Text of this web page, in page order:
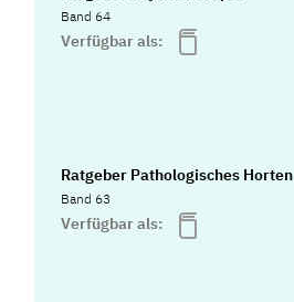
Band 64
Verfügbar als:
Ratgeber Pathologisches Horten
Band 63
Verfügbar als: